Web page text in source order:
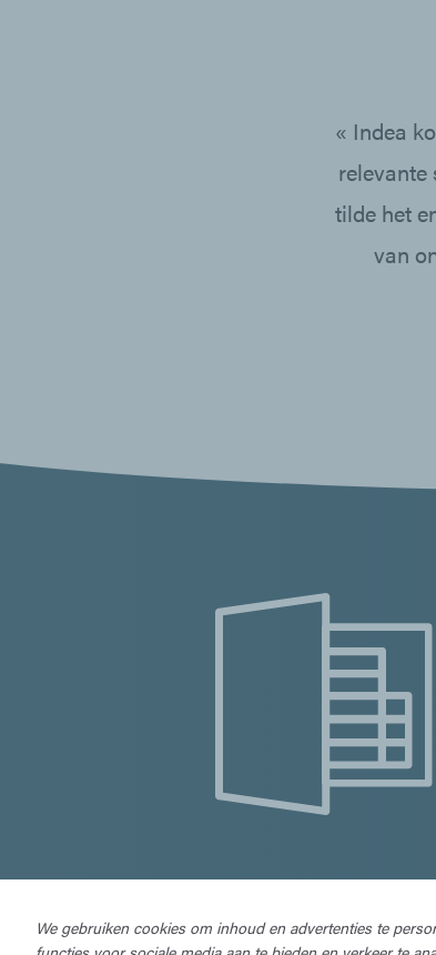
« Indea
relevante
tilde het
van
We gebruiken cookies om inhoud en advertenties te